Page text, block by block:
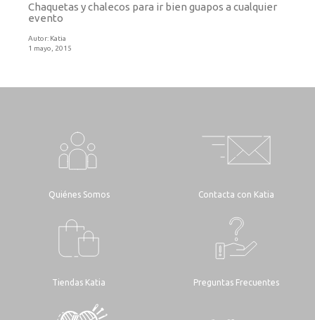
Chaquetas y chalecos para ir bien guapos a cualquier
evento
Autor: Katia
1 mayo, 2015
Quiénes Somos Contacta con Katia
Tiendas Katia Preguntas Frecuentes